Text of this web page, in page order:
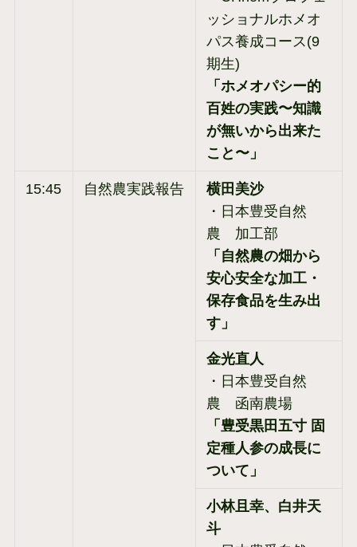
ッショナルホメオ
パス養成コース(9
期生)
「ホメオパシー的
百姓の実践〜知識
が無いから出来た
こと〜」
15:45 自然農実践報告
横田美沙
・日本豊受自然
農 加工部
「自然農の畑から
安心安全な加工・
保存食品を生み出
す」
金光直人
・日本豊受自然
農 函南農場
「豊受黒田五寸 固
定種人参の成長に
ついて」
小林且幸、白井天
斗